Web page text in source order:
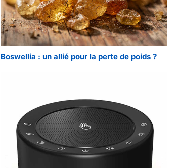
Boswellia : un allié pour la perte de poids ?